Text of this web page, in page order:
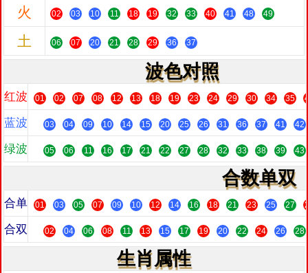
火 02 03 10 11 18 19 32 33 40 41 48 49
土 06 07 20 21 28 29 36 37
波色对照
红波 01 02 07 08 12 13 18 19 23 24 29 30 34 35
蓝波 03 04 09 10 14 15 20 25 26 31 36 37 41 42
绿波 05 06 11 16 17 21 22 27 28 32 33 38 39 43
合数单双
合单 01 03 05 07 09 10 12 14 16 18 21 23 25 27
合双 02 04 06 08 11 13 15 17 19 20 22 24 26 28
生肖属性